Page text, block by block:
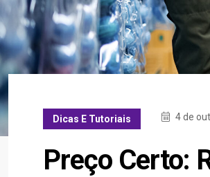
Dicas E Tutoriais 4 de
Preço Certo: